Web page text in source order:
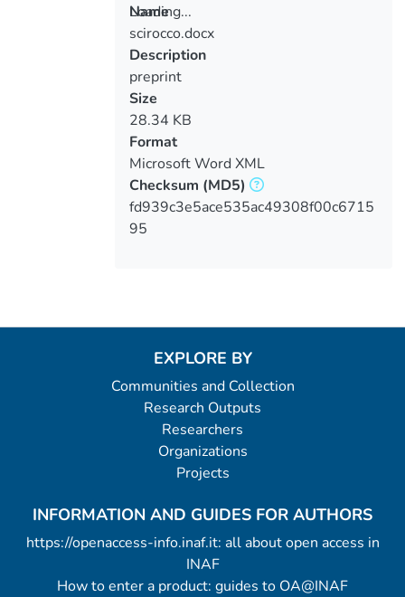
Loading...
Loading...
Name
scirocco.docx
Description
preprint
Size
28.34 KB
Format
Microsoft Word XML
Checksum (MD5)
fd939c3e5ace535ac49308f00c6715
95
EXPLORE BY
Communities and Collection
Research Outputs
Researchers
Organizations
Projects
INFORMATION AND GUIDES FOR AUTHORS
https://openaccess-info.inaf.it: all about open access in
INAF
How to enter a product: guides to OA@INAF